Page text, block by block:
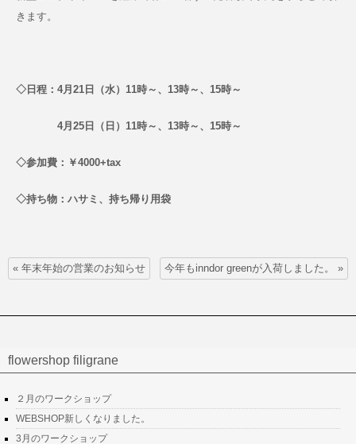
きます。
◇日程：4月21日（水）11時～、13時～、15時～
4月25日（日）11時～、13時～、15時～
◇参加費：￥4000+tax
◇持ち物：ハサミ、持ち帰り用袋
« 年末年始の営業のお知らせ 今年もinndor greenが入荷しました。 »
flowershop filigrane
２月のワークショップ
WEBSHOP新しくなりました。
3月のワークショップ